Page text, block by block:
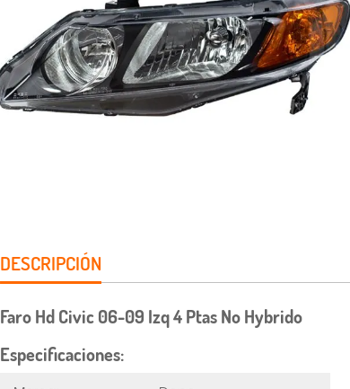
DESCRIPCIÓN
Faro Hd Civic 06-09 Izq 4 Ptas No Hybrido
Especificaciones: